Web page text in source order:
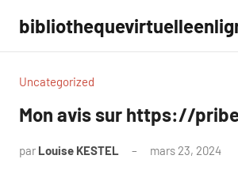
contenu
Uncategorized
Mon avis sur https://
par Louise KESTEL mars 23, 2024